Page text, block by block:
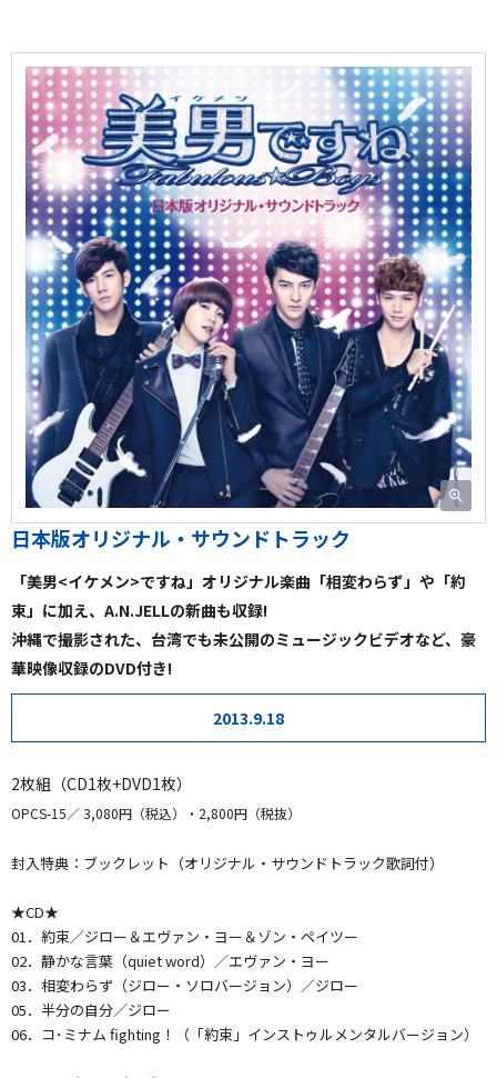
日本版オリジナル・サウンドトラック
「美男<イケメン>ですね」オリジナル楽曲「相変わらず」や「約
束」に加え、A.N.JELLの新曲も収録!
沖縄で撮影された、台湾でも未公開のミュージックビデオなど、豪
華映像収録のDVD付き!
2013.9.18
2枚組（CD1枚+DVD1枚）
OPCS-15 3,080円（税込）・2,800円（税抜）
封入特典：ブックレット（オリジナル・サウンドトラック歌詞付）
★CD★
01．約束／ジロー＆エヴァン・ヨー＆ゾン・ペイツー
02．静かな言葉（quiet word）／エヴァン・ヨー
03．相変わらず（ジロー・ソロバージョン）／ジロー
05．半分の自分／ジロー
06．コ･ミナム fighting！（「約束」インストゥルメンタルバージョン）